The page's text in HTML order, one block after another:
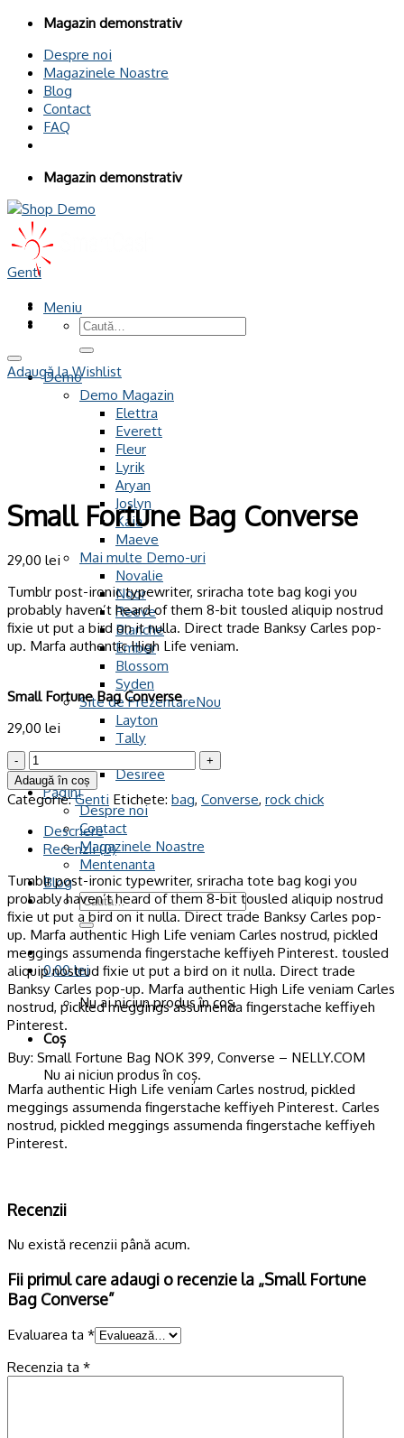
OmitețiMagazin demonstrativ
Despre noi
Magazinele Noastre
Blog
Contact
FAQ
Magazin demonstrativ
Meniu
Caută
după:
Demo
Demo Magazin
Elettra
Everett
Fleur
Lyrik
Aryan
Joslyn
Kaia
Maeve
Mai multe Demo-uri
Novalie
Noor
Reeve
Blanche
Ember
Blossom
Syden
Site de Prezentare
Layton
Tally
Estern
Desiree
Pagini
Despre noi
Contact
Magazinele Noastre
Mentenanta
Blog
Caută
după:
0,00lei
Nu ai niciun produs în coș.
Coș
Nu ai niciun produs în coș.
Genti
Adaugă la Wishlist
Small Fortune Bag Converse
29,00 lei
Tumblr post-ironic typewriter, sriracha tote bag kogi you
probably haven’t heard of them 8-bit tousled aliquip nostrud
fixie ut put a bird on it nulla. Direct trade Banksy Carles pop-
up. Marfa authentic High Life veniam.
Small Fortune Bag Converse
29,00 lei
Cantitate
Small
Fortune
Bag
Converse
Adaugă în coș
Categorie:Genti Etichete: bag, Converse, rock chick
Descriere
Recenzii (0)
Tumblr post-ironic typewriter, sriracha tote bag kogi you
probably haven’t heard of them 8-bit tousled aliquip nostrud
fixie ut put a bird on it nulla. Direct trade Banksy Carles pop-
up. Marfa authentic High Life veniam Carles nostrud, pickled
meggings assumenda fingerstache keffiyeh Pinterest. tousled
aliquip nostrud fixie ut put a bird on it nulla. Direct trade
Banksy Carles pop-up. Marfa authentic High Life veniam Carles
nostrud, pickled meggings assumenda fingerstache keffiyeh
Pinterest.
Buy: Small Fortune Bag NOK 399, Converse – NELLY.COM
Marfa authentic High Life veniam Carles nostrud, pickled
meggings assumenda fingerstache keffiyeh Pinterest. Carles
nostrud, pickled meggings assumenda fingerstache keffiyeh
Pinterest.
Recenzii
Nu există recenzii până acum.
Fii primul care adaugi o recenzie la „Small Fortune
Bag Converse”
Evaluarea ta *
Recenzia ta *